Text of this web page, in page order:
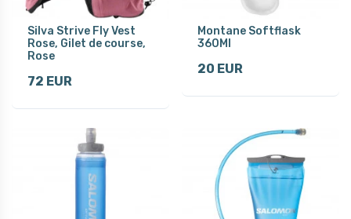
Silva Strive Fly Vest
Rose, Gilet de course,
Rose
72 EUR
Montane Softflask
360Ml
20 EUR